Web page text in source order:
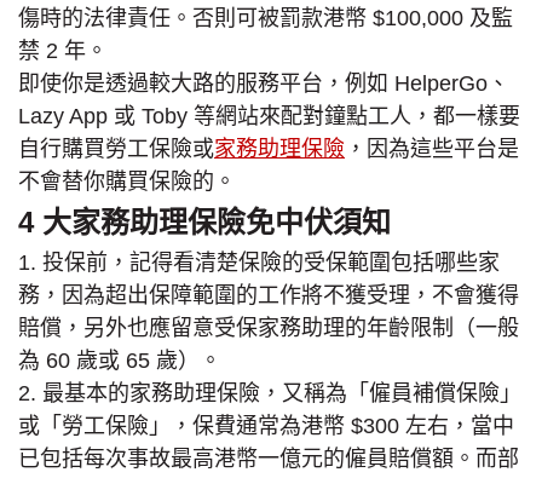
傷時的法律責任。否則可被罰款港幣 $100,000 及監
禁 2 年。
即使你是透過較大路的服務平台，例如 HelperGo、
Lazy App 或 Toby 等網站來配對鐘點工人，都一樣要
自行購買勞工保險或家務助理保險 ，因為這些平台是
不會替你購買保險的。
4 大家務助理保險免中伏須知
1. 投保前，記得看清楚保險的受保範圍包括哪些家
務，因為超出保障範圍的工作將不獲受理，不會獲得
賠償，另外也應留意受保家務助理的年齡限制（一般
為 60 歲或 65 歲）。
2. 最基本的家務助理保險，又稱為「僱員補償保險」
或「勞工保險」，保費通常為港幣 $300 左右，當中
已包括每次事故最高港幣一億元的僱員賠償額。而部